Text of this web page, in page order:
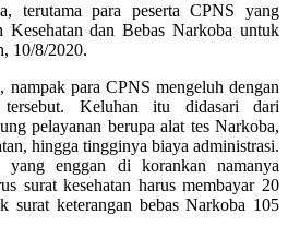
terutama para peserta CPNS yang
Kesehatan dan Bebas Narkoba untuk
10/8/2020.
nampak para CPNS mengeluh dengan
Keluhan itu didasari dari
pelayanan berupa alat tes Narkoba,
hingga tingginya biaya administrasi.
yang enggan di korankan namanya
surat kesehatan harus membayar 20
surat keterangan bebas Narkoba 105